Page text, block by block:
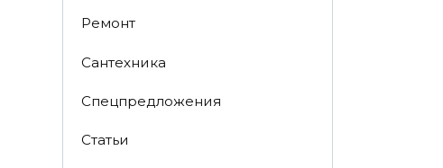
Ремонт
Сантехника
Спецпредложения
Статьи